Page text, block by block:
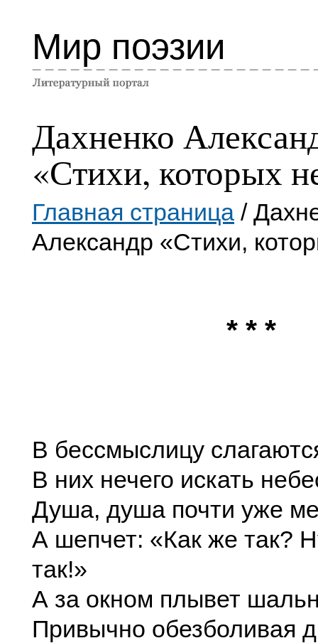
Мир поэзии
Дахненко
«Стихи, которых
Главная страница /
Александр «Стихи,
* * *
В бессмыслицу
В них нечего искать
Душа, душа почти уже
А шепчет: «Как же так?
так!»
А за окном плывет
Привычно обезболивая